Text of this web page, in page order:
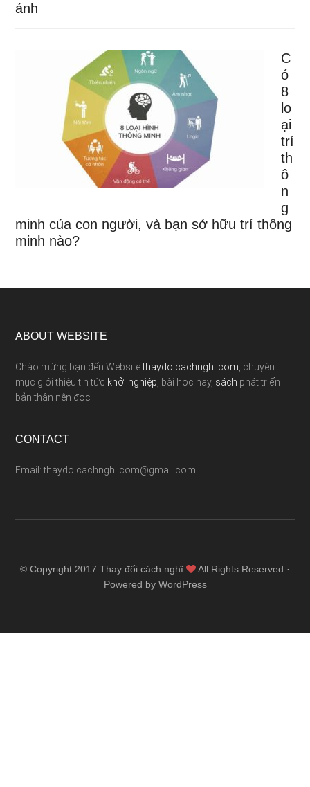
ảnh
C
ó
8
lo
ại
trí
th
ô
n
g
minh của con người, và bạn sở hữu trí thông
minh nào?
ABOUT WEBSITE
Chào mừng bạn đến Websitethaydoicachnghi.com , chuyên
mục giới thiệu tin tức khởi nghiệp , bài học hay, sách phát triển
bản thân nên đọc
CONTACT
Email: thaydoicachnghi.com@gmail.com
© Copyright 2017 Thay đổi cách nghĩ
All Rights Reserved ·
Powered by WordPress